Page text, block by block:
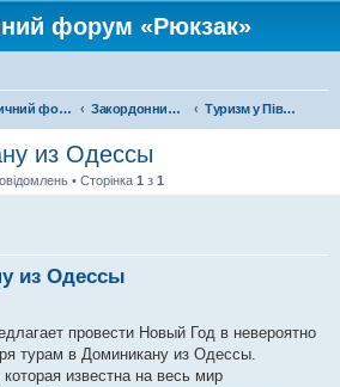
форум «Рюкзак»
Туристичний форум «Рюкзак» Закордонний туризм Туризм у Північній Америці
из Одессы
• Сторінка 1 з 1
из Одессы
провести Новый Год в невероятно
турам в Доминикану из Одессы.
известна на весь мир